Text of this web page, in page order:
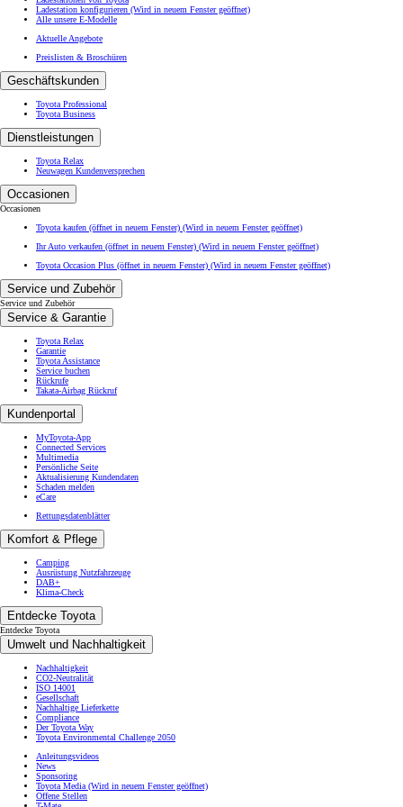
Ladestation konfigurieren (Wird in neuem Fenster geöffnet)
Alle unsere E-Modelle
Aktuelle Angebote
Preislisten & Broschüren
Geschäftskunden
Toyota Professional
Toyota Business
Dienstleistungen
Toyota Relax
Neuwagen Kundenversprechen
Occasionen
Occasionen
Toyota kaufen (öffnet in neuem Fenster) (Wird in neuem Fenster geöffnet)
Ihr Auto verkaufen (öffnet in neuem Fenster) (Wird in neuem Fenster geöffnet)
Toyota Occasion Plus (öffnet in neuem Fenster) (Wird in neuem Fenster geöffnet)
Service und Zubehör
Service und Zubehör
Service & Garantie
Toyota Relax
Garantie
Toyota Assistance
Service buchen
Rückrufe
Takata-Airbag Rückruf
Kundenportal
MyToyota-App
Connected Services
Multimedia
Persönliche Seite
Aktualisierung Kundendaten
Schaden melden
eCare
Rettungsdatenblätter
Komfort & Pflege
Camping
Ausrüstung Nutzfahrzeuge
DAB+
Klima-Check
Entdecke Toyota
Entdecke Toyota
Umwelt und Nachhaltigkeit
Nachhaltigkeit
CO2-Neutralität
ISO 14001
Gesellschaft
Nachhaltige Lieferkette
Compliance
Der Toyota Way
Toyota Environmental Challenge 2050
Anleitungsvideos
News
Sponsoring
Toyota Media (Wird in neuem Fenster geöffnet)
Offene Stellen